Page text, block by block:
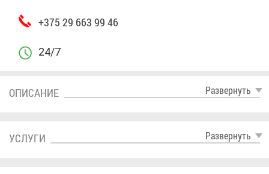
+375 29 663 99 46
24/7
Раз­вер­нуть
ОПИ­СА­НИЕ
Раз­вер­нуть
УСЛУ­ГИ